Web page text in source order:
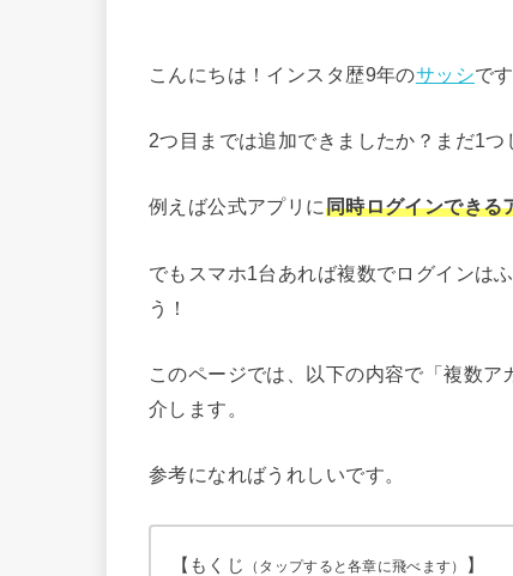
こんにちは！インスタ歴9年のサッシです
2つ目までは追加できましたか？まだ1つ
例えば公式アプリに同時ログインできる
でもスマホ1台あれば複数でログインは
う！
このページでは、以下の内容で「複数
介します。
参考になればうれしいです。
【もくじ （タップすると各章に飛べます） 】